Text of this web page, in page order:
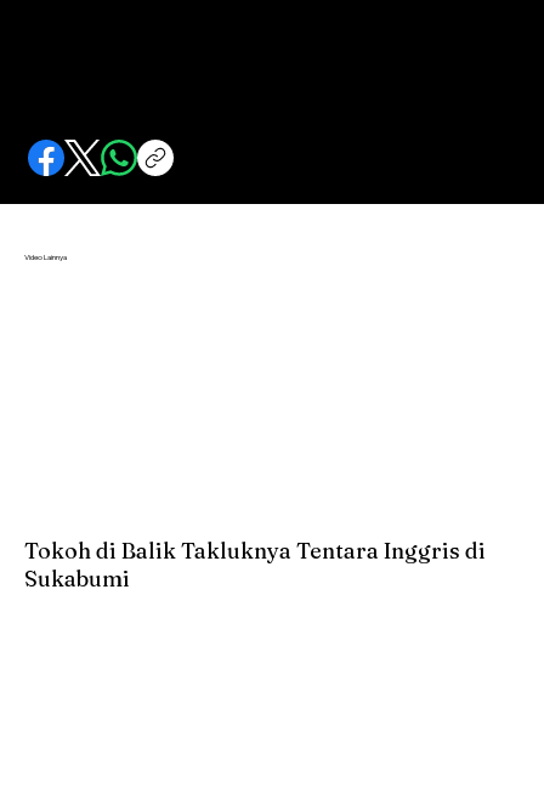
Video Lainnya
Tokoh di Balik Takluknya Tentara Inggris di
Sukabumi